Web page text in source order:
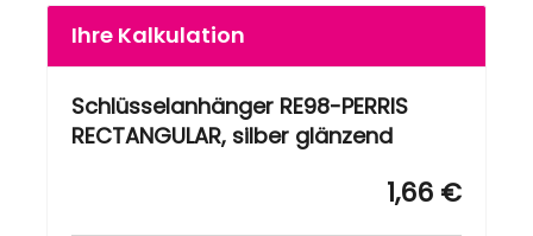
Ihre Kalkulation
Schlüsselanhänger RE98-PERRIS
RECTANGULAR, silber glänzend
1,66 €